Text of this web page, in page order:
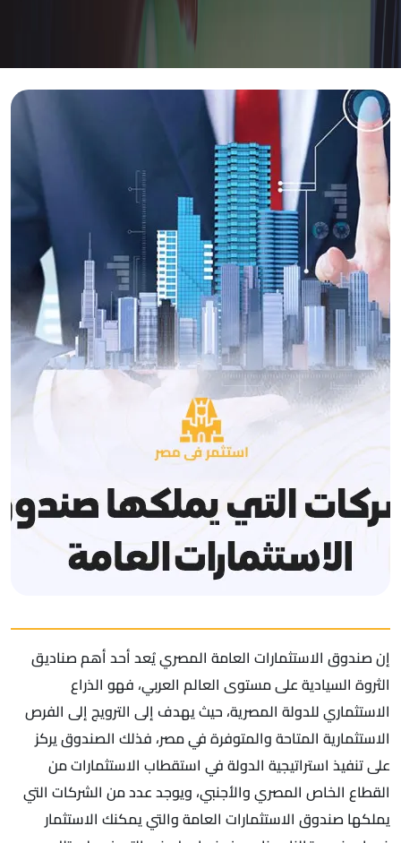
إن صندوق الاستثمارات العامة المصري يُعد أحد أهم صناديق
الثروة السيادية على مستوى العالم العربي، فهو الذراع
الاستثماري للدولة المصرية، حيث يهدف إلى الترويج إلى الفرص
الاستثمارية المتاحة والمتوفرة في مصر، فذلك الصندوق يركز
على تنفيذ استراتيجية الدولة في استقطاب الاستثمارات من
القطاع الخاص المصري والأجنبي، ويوجد عدد من الشركات التي
يملكها صندوق الاستثمارات العامة والتي يمكنك الاستثمار